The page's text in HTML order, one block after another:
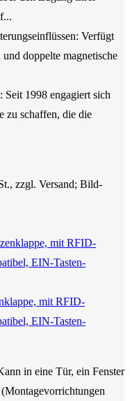
Verfügt
doppelte magnetische
1998 engagiert sich
zu schaffen, die die
zzgl. Versand; Bild-
mit RFID-
EIN-Tasten-
in eine Tür, ein Fenster